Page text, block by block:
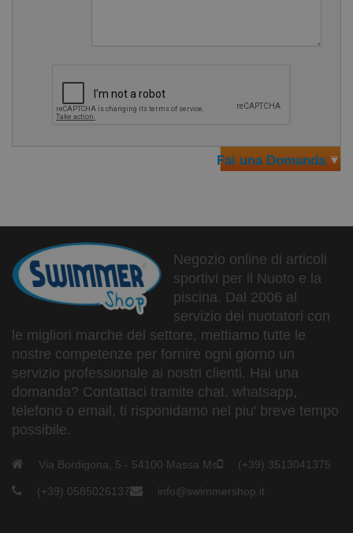
Fai una Domanda
Negozio online di articoli
sportivi per il Nuoto e la
piscina. Dal 2006 al
servizio dei nuotatori con
le migliori marche del settore, mettiamo tutte le
nostre competenze per fornire ogni giorno un
servizio professionale ai nostri clienti. Hai una
domanda? Contattaci tramite chat, whatsapp,
telefono o email, ti risponidamo nel piu' breve tempo
possibile.
Via Bordigona, 5 - 54100 Massa Ms (+39) 3513041375
(+39) 0585026137 info@swimmershop.it